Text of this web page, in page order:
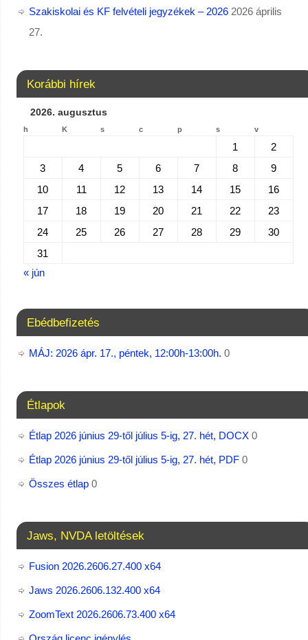
Szakiskolai és KF felvételi jegyzékek – 2026 2026 április
27.
Korábbi hírek
2026. augusztus
h K s c p s v
1
2
3
4 5 6 7 8
9
10
11 12 13 14 15
16
17
18 19 20 21 22
23
24
25 26 27 28 29
30
31
« jún
Ebédbefizetés
MÁJ: 2026 ápr. 17., péntek, 12:00h-13:00h. 0
Étlapok
Étlap 2026 június 29-től július 5-ig, 27. hét, DOCX0
Étlap 2026 június 29-től július 5-ig, 27. hét, PDF0
Összes étlap0
Jaws, NVDA letöltések
Fusion 2026.2606.27.400 x64
Jaws 2026.2606.132.400 x64
ZoomText 2026.2606.73.400​ x64